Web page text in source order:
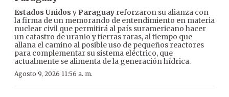
Estados Unidos y Paraguay reforzaron su alianza con
la firma de un memorando de entendimiento en materia
nuclear civil que permitirá al país suramericano hacer
un catastro de uranio y tierras raras, al tiempo que
allana el camino al posible uso de pequeños reactores
para complementar su sistema eléctrico, que
actualmente se alimenta de la generación hídrica.
Agosto 9, 2026 11:56 a. m.